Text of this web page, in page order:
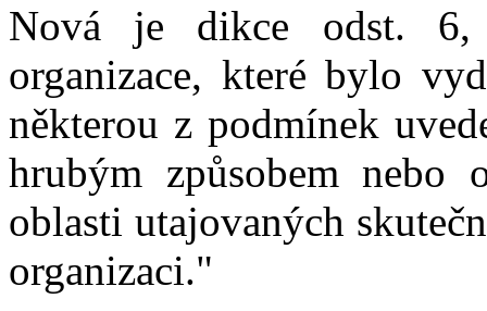
Nová je dikce odst.
organizace, které bylo
některou z podmínek
hrubým způsobem nebo
oblasti utajovaných
organizaci."